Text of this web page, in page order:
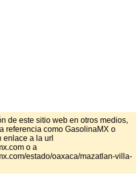
de este sitio web en otros medios,
referencia como GasolinaMX o
enlace a la url
o a
estado/oaxaca/mazatlan-villa-